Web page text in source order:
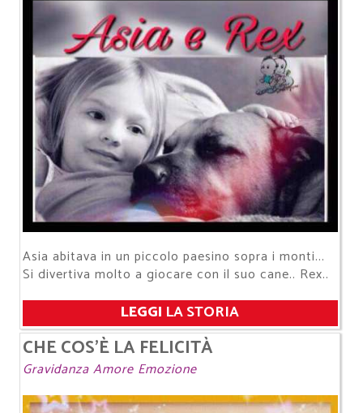
Asia abitava in un piccolo paesino sopra i monti...
Si divertiva molto a giocare con il suo cane.. Rex..
LEGGI LA STORIA
CHE COS'È LA FELICITÀ
Gravidanza Amore Emozione